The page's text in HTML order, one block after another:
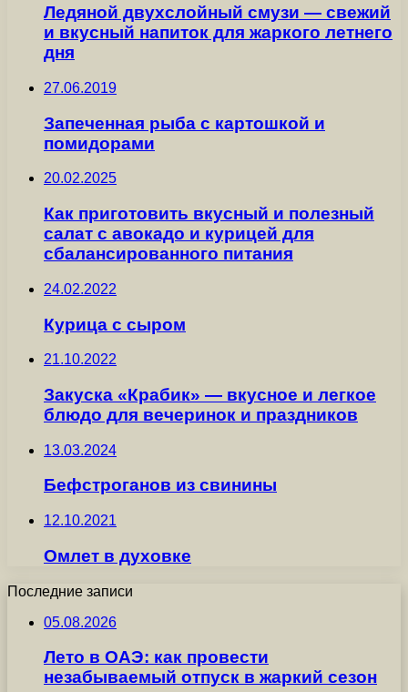
Ледяной двухслойный смузи — свежий
и вкусный напиток для жаркого летнего
дня
27.06.2019
Запеченная рыба с картошкой и
помидорами
20.02.2025
Как приготовить вкусный и полезный
салат с авокадо и курицей для
сбалансированного питания
24.02.2022
Курица с сыром
21.10.2022
Закуска «Крабик» — вкусное и легкое
блюдо для вечеринок и праздников
13.03.2024
Бефстроганов из свинины
12.10.2021
Омлет в духовке
Последние записи
05.08.2026
Лето в ОАЭ: как провести
незабываемый отпуск в жаркий сезон